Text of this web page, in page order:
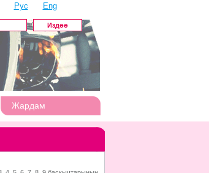
Рус Eng
Жардам